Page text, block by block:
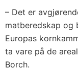
– Det er
matberedskap
Europas
ta vare på de
Borch.